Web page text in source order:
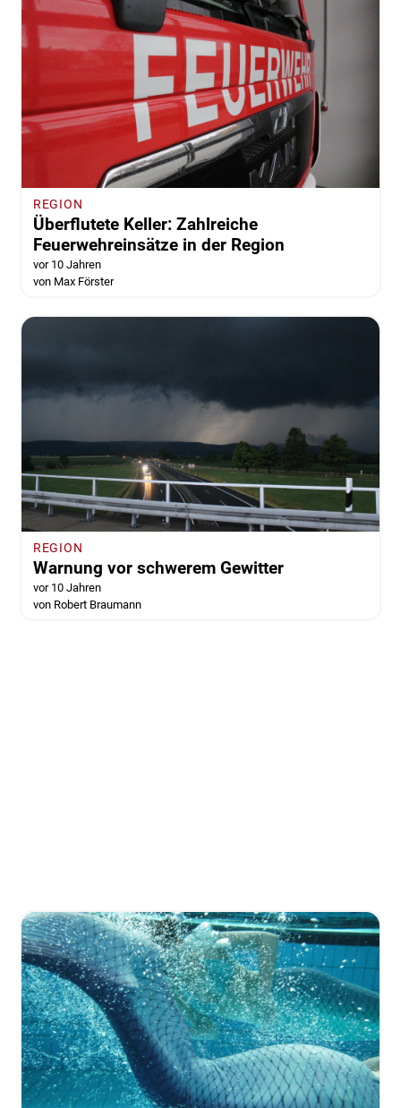
REGION
Überflutete Keller: Zahlreiche
Feuerwehreinsätze in der Region
vor 10 Jahren
von Max Förster
REGION
Warnung vor schwerem Gewitter
vor 10 Jahren
von Robert Braumann